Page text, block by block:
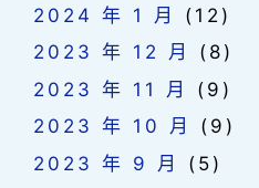
2024 年 1 月
(12)
2023 年 12 月
(8)
2023 年 11 月
(9)
2023 年 10 月
(9)
2023 年 9 月
(5)